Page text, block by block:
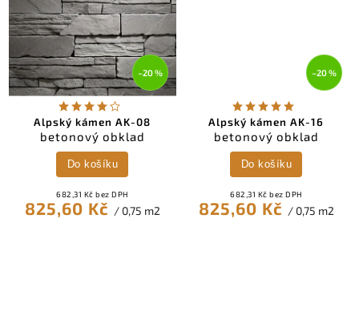
–20 %
Alpský kámen AK-08
betonový obklad
682,31 Kč bez DPH
825,60 Kč / 0,75 m2
Do košíku
–20 %
Alpský kámen AK-16
betonový obklad
682,31 Kč bez DPH
825,60 Kč / 0,75 m2
Do košíku